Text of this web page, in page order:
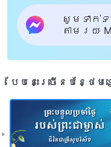
សូមទាក់
តាមរយៈ
បែបនេះ​ច្រើនបន្ថែម​